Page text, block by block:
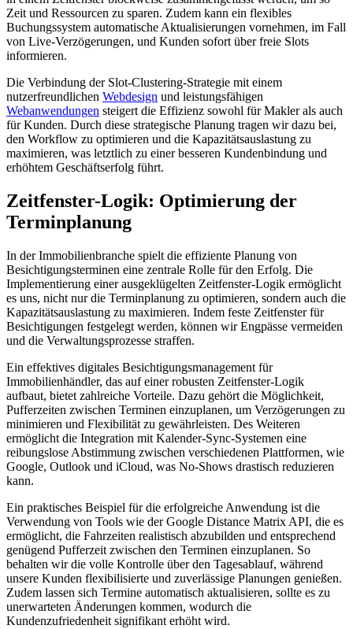
Zeit und Ressourcen zu sparen. Zudem kann ein flexibles
Buchungssystem automatische Aktualisierungen vornehmen, im Fall
von Live-Verzögerungen, und Kunden sofort über freie Slots
informieren.
Die Verbindung der Slot-Clustering-Strategie mit einem
nutzerfreundlichen Webdesign und leistungsfähigen
Webanwendungen steigert die Effizienz sowohl für Makler als auch
für Kunden. Durch diese strategische Planung tragen wir dazu bei,
den Workflow zu optimieren und die Kapazitätsauslastung zu
maximieren, was letztlich zu einer besseren Kundenbindung und
erhöhtem Geschäftserfolg führt.
Zeitfenster-Logik: Optimierung der
Terminplanung
In der Immobilienbranche spielt die effiziente Planung von
Besichtigungsterminen eine zentrale Rolle für den Erfolg. Die
Implementierung einer ausgeklügelten Zeitfenster-Logik ermöglicht
es uns, nicht nur die Terminplanung zu optimieren, sondern auch die
Kapazitätsauslastung zu maximieren. Indem feste Zeitfenster für
Besichtigungen festgelegt werden, können wir Engpässe vermeiden
und die Verwaltungsprozesse straffen.
Ein effektives digitales Besichtigungsmanagement für
Immobilienhändler, das auf einer robusten Zeitfenster-Logik
aufbaut, bietet zahlreiche Vorteile. Dazu gehört die Möglichkeit,
Pufferzeiten zwischen Terminen einzuplanen, um Verzögerungen zu
minimieren und Flexibilität zu gewährleisten. Des Weiteren
ermöglicht die Integration mit Kalender-Sync-Systemen eine
reibungslose Abstimmung zwischen verschiedenen Plattformen, wie
Google, Outlook und iCloud, was No-Shows drastisch reduzieren
kann.
Ein praktisches Beispiel für die erfolgreiche Anwendung ist die
Verwendung von Tools wie der Google Distance Matrix API, die es
ermöglicht, die Fahrzeiten realistisch abzubilden und entsprechend
genügend Pufferzeit zwischen den Terminen einzuplanen. So
behalten wir die volle Kontrolle über den Tagesablauf, während
unsere Kunden flexibilisierte und zuverlässige Planungen genießen.
Zudem lassen sich Termine automatisch aktualisieren, sollte es zu
unerwarteten Änderungen kommen, wodurch die
Kundenzufriedenheit signifikant erhöht wird.